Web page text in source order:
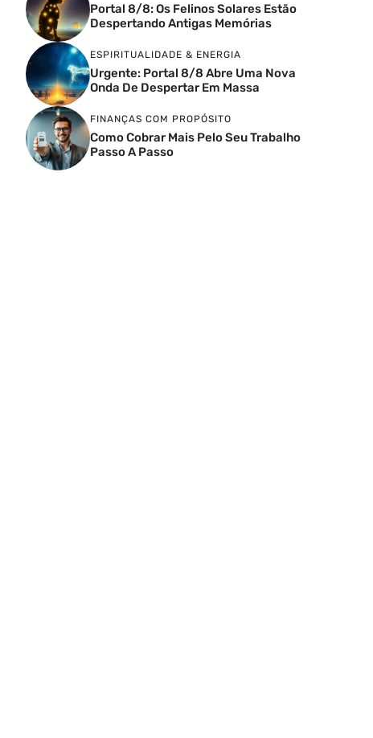
Portal 8/8: Os Felinos Solares Estão
Despertando Antigas Memórias
ESPIRITUALIDADE & ENERGIA
Urgente: Portal 8/8 Abre Uma Nova
Onda De Despertar Em Massa
FINANÇAS COM PROPÓSITO
Como Cobrar Mais Pelo Seu Trabalho
Passo A Passo